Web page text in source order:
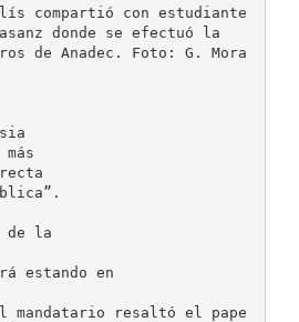
compartió con estudiante
donde se efectuó la
de Anadec. Foto: G. Mora
de la
estando en
mandatario resaltó el pape